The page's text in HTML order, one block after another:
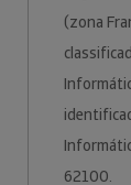
(zona
62100.